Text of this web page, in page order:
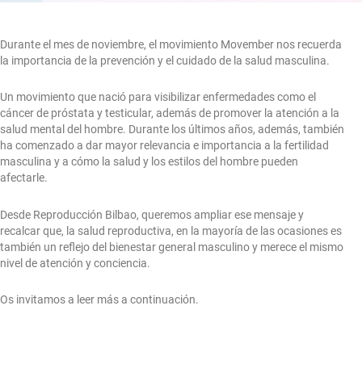
Durante el mes de noviembre, el movimiento Movember nos recuerda
la importancia de la prevención y el cuidado de la salud masculina.
Un movimiento que nació para visibilizar enfermedades como el
cáncer de próstata y testicular, además de promover la atención a la
salud mental del hombre. Durante los últimos años, además, también
ha comenzado a dar mayor relevancia e importancia a la fertilidad
masculina y a cómo la salud y los estilos del hombre pueden
afectarle.
Desde Reproducción Bilbao, queremos ampliar ese mensaje y
recalcar que, la salud reproductiva, en la mayoría de las ocasiones es
también un reflejo del bienestar general masculino y merece el mismo
nivel de atención y conciencia.
Os invitamos a leer más a continuación.